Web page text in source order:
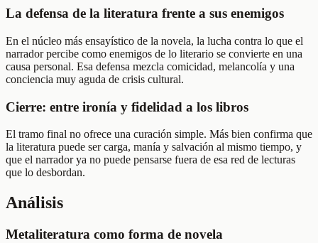
La defensa de la literatura frente a sus enemigos
En el núcleo más ensayístico de la novela, la lucha contra lo que el
narrador percibe como enemigos de lo literario se convierte en una
causa personal. Esa defensa mezcla comicidad, melancolía y una
conciencia muy aguda de crisis cultural.
Cierre: entre ironía y fidelidad a los libros
El tramo final no ofrece una curación simple. Más bien confirma que
la literatura puede ser carga, manía y salvación al mismo tiempo, y
que el narrador ya no puede pensarse fuera de esa red de lecturas
que lo desbordan.
Análisis
Metaliteratura como forma de novela